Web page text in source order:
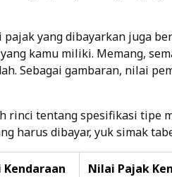
yang dibayarkan juga
kamu miliki. Memang,
Sebagai gambaran, nilai
rinci tentang spesifikasi tipe
harus dibayar, yuk simak
Kendaraan Nilai Pajak